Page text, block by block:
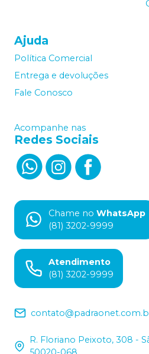
Ajuda
Política Comercial
Entrega e devoluções
Fale Conosco
Acompanhe nas
Redes Sociais
Chame no WhatsApp
(81) 3202-9999
Atendimento
(81) 3202-9999
R. Floriano Peixoto, 308 -